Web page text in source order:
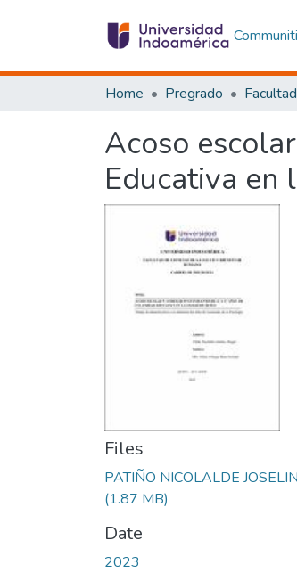
Home Pregrado
Acoso
Educativa en
Files
PATIÑO NICOLALDE
(1.87 MB)
Date
2023